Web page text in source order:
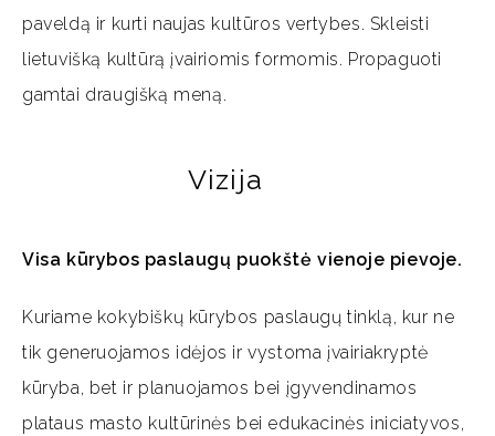
paveldą ir kurti naujas kultūros vertybes. Skleisti
lietuvišką kultūrą įvairiomis formomis. Propaguoti
gamtai draugišką meną.
Vizija
Visa kūrybos paslaugų puokštė vienoje pievoje.
Kuriame kokybiškų kūrybos paslaugų tinklą, kur ne
tik generuojamos idėjos ir vystoma įvairiakryptė
kūryba, bet ir planuojamos bei įgyvendinamos
plataus masto kultūrinės bei edukacinės iniciatyvos,